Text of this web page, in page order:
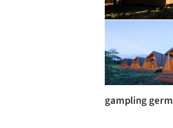
gampling